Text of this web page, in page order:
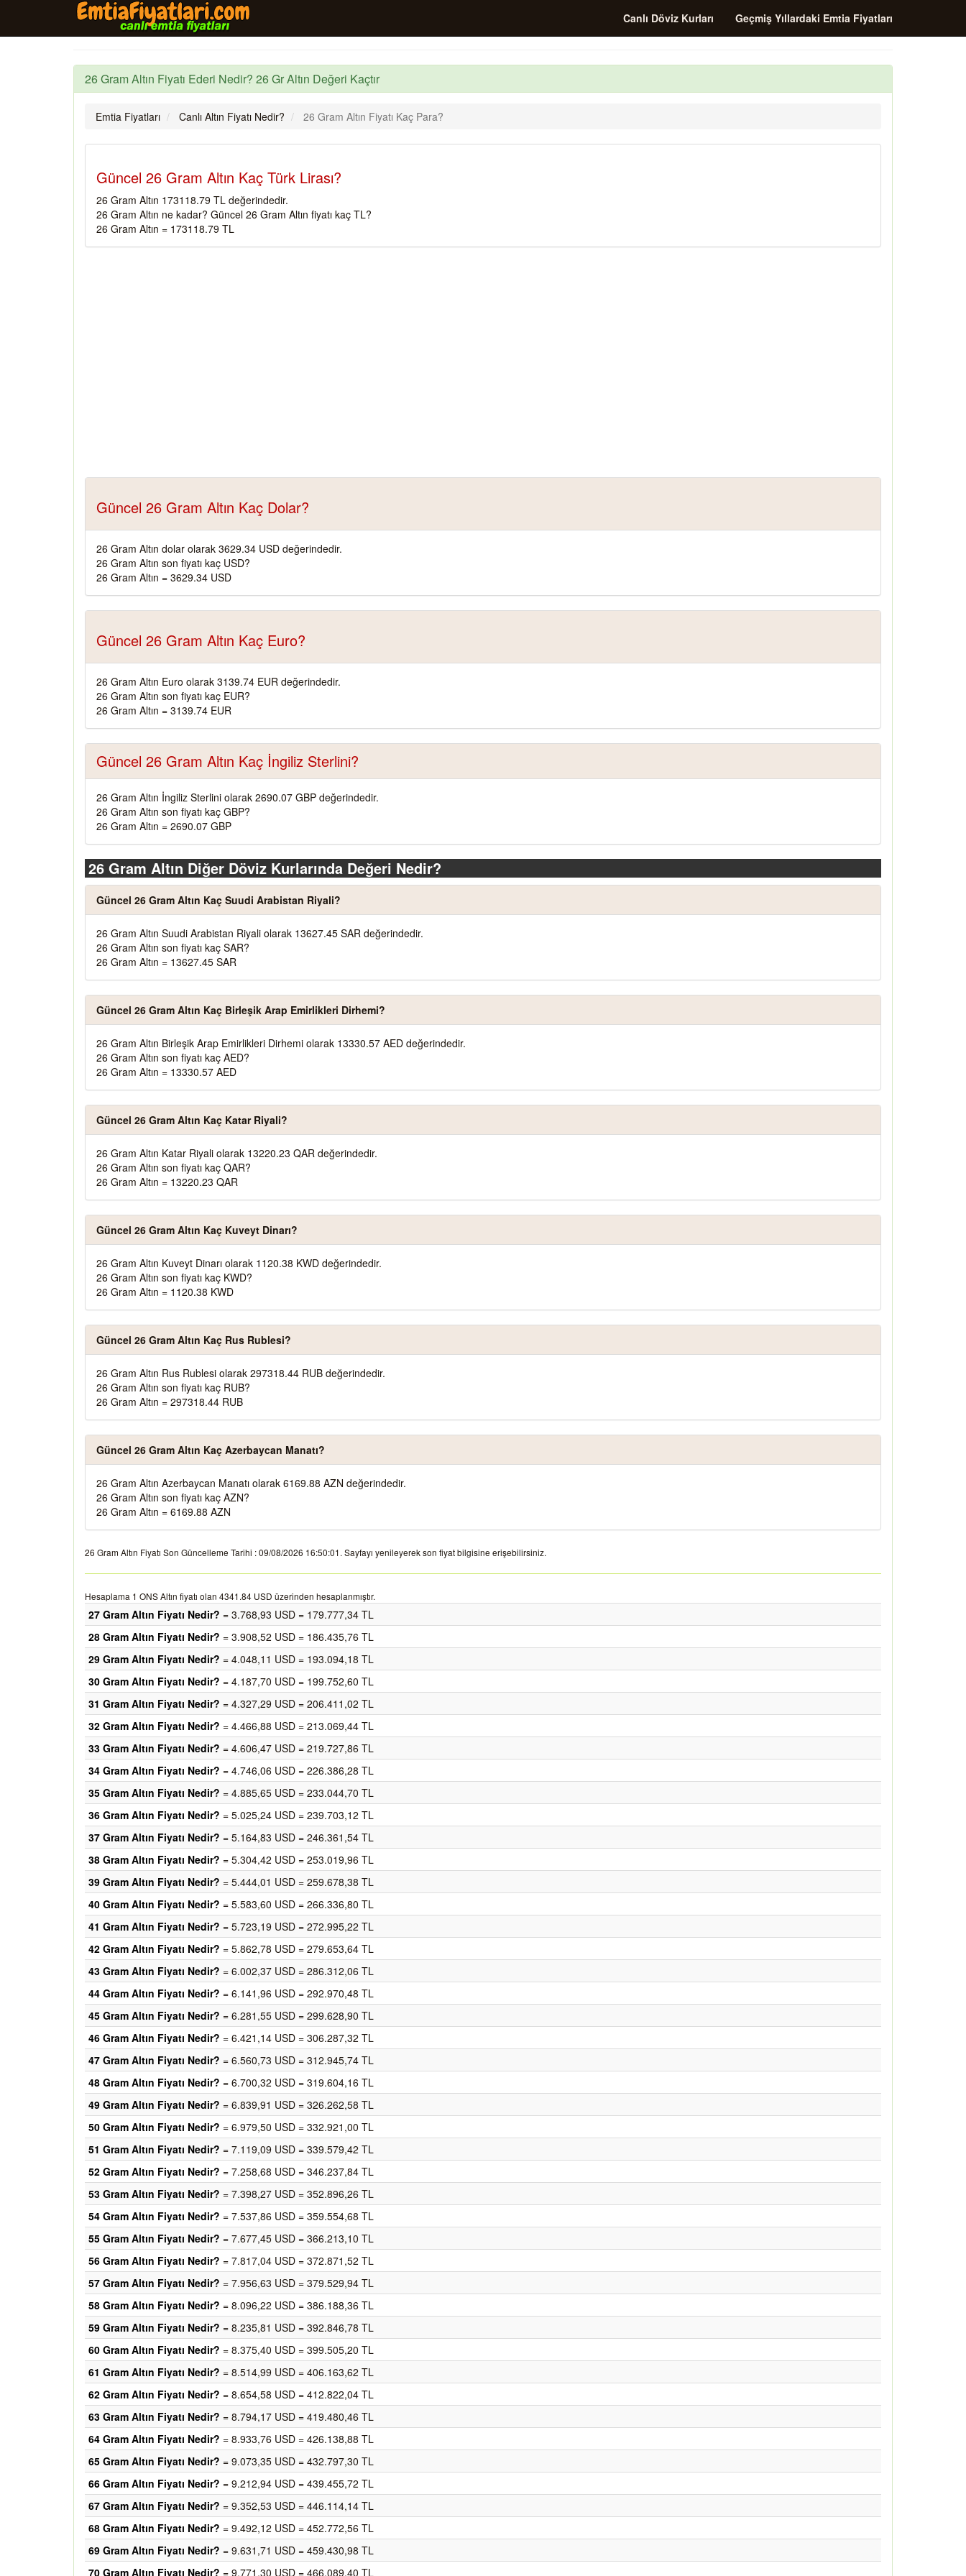
Canlı Döviz Kurları Geçmiş Yıllardaki Emtia Fiyatları
26 Gram Altın Fiyatı Ederi Nedir? 26 Gr Altın Değeri Kaçtır
Emtia Fiyatları Canlı Altın Fiyatı Nedir? 26 Gram Altın Fiyatı Kaç Para?
Güncel 26 Gram Altın Kaç Türk Lirası?
26 Gram Altın 173118.79 TL değerindedir.
26 Gram Altın ne kadar? Güncel 26 Gram Altın fiyatı kaç TL?
26 Gram Altın = 173118.79 TL
Güncel 26 Gram Altın Kaç Dolar?
26 Gram Altın dolar olarak 3629.34 USD değerindedir.
26 Gram Altın son fiyatı kaç USD?
26 Gram Altın = 3629.34 USD
Güncel 26 Gram Altın Kaç Euro?
26 Gram Altın Euro olarak 3139.74 EUR değerindedir.
26 Gram Altın son fiyatı kaç EUR?
26 Gram Altın = 3139.74 EUR
Güncel 26 Gram Altın Kaç İngiliz Sterlini?
26 Gram Altın İngiliz Sterlini olarak 2690.07 GBP değerindedir.
26 Gram Altın son fiyatı kaç GBP?
26 Gram Altın = 2690.07 GBP
26 Gram Altın Diğer Döviz Kurlarında Değeri Nedir?
Güncel 26 Gram Altın Kaç Suudi Arabistan Riyali?
26 Gram Altın Suudi Arabistan Riyali olarak 13627.45 SAR değerindedir.
26 Gram Altın son fiyatı kaç SAR?
26 Gram Altın = 13627.45 SAR
Güncel 26 Gram Altın Kaç Birleşik Arap Emirlikleri Dirhemi?
26 Gram Altın Birleşik Arap Emirlikleri Dirhemi olarak 13330.57 AED değerindedir.
26 Gram Altın son fiyatı kaç AED?
26 Gram Altın = 13330.57 AED
Güncel 26 Gram Altın Kaç Katar Riyali?
26 Gram Altın Katar Riyali olarak 13220.23 QAR değerindedir.
26 Gram Altın son fiyatı kaç QAR?
26 Gram Altın = 13220.23 QAR
Güncel 26 Gram Altın Kaç Kuveyt Dinarı?
26 Gram Altın Kuveyt Dinarı olarak 1120.38 KWD değerindedir.
26 Gram Altın son fiyatı kaç KWD?
26 Gram Altın = 1120.38 KWD
Güncel 26 Gram Altın Kaç Rus Rublesi?
26 Gram Altın Rus Rublesi olarak 297318.44 RUB değerindedir.
26 Gram Altın son fiyatı kaç RUB?
26 Gram Altın = 297318.44 RUB
Güncel 26 Gram Altın Kaç Azerbaycan Manatı?
26 Gram Altın Azerbaycan Manatı olarak 6169.88 AZN değerindedir.
26 Gram Altın son fiyatı kaç AZN?
26 Gram Altın = 6169.88 AZN
26 Gram Altın Fiyatı Son Güncelleme Tarihi : 09/08/2026 16:50:01. Sayfayı yenileyerek son fiyat bilgisine erişebilirsiniz.
Hesaplama 1 ONS Altın fiyatı olan 4341.84 USD üzerinden hesaplanmıştır.
27 Gram Altın Fiyatı Nedir? = 3.768,93 USD = 179.777,34 TL
28 Gram Altın Fiyatı Nedir? = 3.908,52 USD = 186.435,76 TL
29 Gram Altın Fiyatı Nedir? = 4.048,11 USD = 193.094,18 TL
30 Gram Altın Fiyatı Nedir? = 4.187,70 USD = 199.752,60 TL
31 Gram Altın Fiyatı Nedir? = 4.327,29 USD = 206.411,02 TL
32 Gram Altın Fiyatı Nedir? = 4.466,88 USD = 213.069,44 TL
33 Gram Altın Fiyatı Nedir? = 4.606,47 USD = 219.727,86 TL
34 Gram Altın Fiyatı Nedir? = 4.746,06 USD = 226.386,28 TL
35 Gram Altın Fiyatı Nedir? = 4.885,65 USD = 233.044,70 TL
36 Gram Altın Fiyatı Nedir? = 5.025,24 USD = 239.703,12 TL
37 Gram Altın Fiyatı Nedir? = 5.164,83 USD = 246.361,54 TL
38 Gram Altın Fiyatı Nedir? = 5.304,42 USD = 253.019,96 TL
39 Gram Altın Fiyatı Nedir? = 5.444,01 USD = 259.678,38 TL
40 Gram Altın Fiyatı Nedir? = 5.583,60 USD = 266.336,80 TL
41 Gram Altın Fiyatı Nedir? = 5.723,19 USD = 272.995,22 TL
42 Gram Altın Fiyatı Nedir? = 5.862,78 USD = 279.653,64 TL
43 Gram Altın Fiyatı Nedir? = 6.002,37 USD = 286.312,06 TL
44 Gram Altın Fiyatı Nedir? = 6.141,96 USD = 292.970,48 TL
45 Gram Altın Fiyatı Nedir? = 6.281,55 USD = 299.628,90 TL
46 Gram Altın Fiyatı Nedir? = 6.421,14 USD = 306.287,32 TL
47 Gram Altın Fiyatı Nedir? = 6.560,73 USD = 312.945,74 TL
48 Gram Altın Fiyatı Nedir? = 6.700,32 USD = 319.604,16 TL
49 Gram Altın Fiyatı Nedir? = 6.839,91 USD = 326.262,58 TL
50 Gram Altın Fiyatı Nedir? = 6.979,50 USD = 332.921,00 TL
51 Gram Altın Fiyatı Nedir? = 7.119,09 USD = 339.579,42 TL
52 Gram Altın Fiyatı Nedir? = 7.258,68 USD = 346.237,84 TL
53 Gram Altın Fiyatı Nedir? = 7.398,27 USD = 352.896,26 TL
54 Gram Altın Fiyatı Nedir? = 7.537,86 USD = 359.554,68 TL
55 Gram Altın Fiyatı Nedir? = 7.677,45 USD = 366.213,10 TL
56 Gram Altın Fiyatı Nedir? = 7.817,04 USD = 372.871,52 TL
57 Gram Altın Fiyatı Nedir? = 7.956,63 USD = 379.529,94 TL
58 Gram Altın Fiyatı Nedir? = 8.096,22 USD = 386.188,36 TL
59 Gram Altın Fiyatı Nedir? = 8.235,81 USD = 392.846,78 TL
60 Gram Altın Fiyatı Nedir? = 8.375,40 USD = 399.505,20 TL
61 Gram Altın Fiyatı Nedir? = 8.514,99 USD = 406.163,62 TL
62 Gram Altın Fiyatı Nedir? = 8.654,58 USD = 412.822,04 TL
63 Gram Altın Fiyatı Nedir? = 8.794,17 USD = 419.480,46 TL
64 Gram Altın Fiyatı Nedir? = 8.933,76 USD = 426.138,88 TL
65 Gram Altın Fiyatı Nedir? = 9.073,35 USD = 432.797,30 TL
66 Gram Altın Fiyatı Nedir? = 9.212,94 USD = 439.455,72 TL
67 Gram Altın Fiyatı Nedir? = 9.352,53 USD = 446.114,14 TL
68 Gram Altın Fiyatı Nedir? = 9.492,12 USD = 452.772,56 TL
69 Gram Altın Fiyatı Nedir? = 9.631,71 USD = 459.430,98 TL
70 Gram Altın Fiyatı Nedir? = 9.771,30 USD = 466.089,40 TL